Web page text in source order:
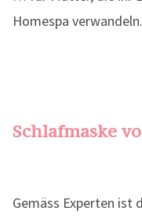
Homespa verwandeln.
Schlafmaske
Gemäss Experten ist